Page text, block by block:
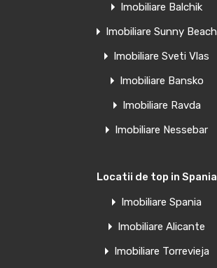
Imobiliare Balchik
Imobiliare Sunny Beach
Imobiliare Sveti Vlas
Imobiliare Bansko
Imobiliare Ravda
Imobiliare Nessebar
Locatii de top in Spania
Imobiliare Spania
Imobiliare Alicante
Imobiliare Torrevieja